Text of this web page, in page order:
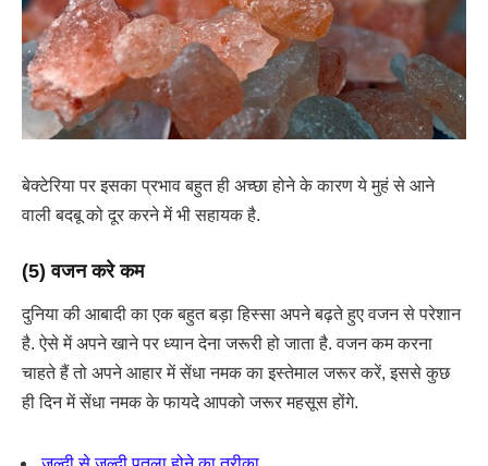
बेक्टेरिया पर इसका प्रभाव बहुत ही अच्छा होने के कारण ये मुहं से आने
वाली बदबू को दूर करने में भी सहायक है.
(5) वजन करे कम
दुनिया की आबादी का एक बहुत बड़ा हिस्सा अपने बढ़ते हुए वजन से परेशान
है. ऐसे में अपने खाने पर ध्यान देना जरूरी हो जाता है. वजन कम करना
चाहते हैं तो अपने आहार में सेंधा नमक का इस्तेमाल जरूर करें, इससे कुछ
ही दिन में सेंधा नमक के फायदे आपको जरूर महसूस होंगे.